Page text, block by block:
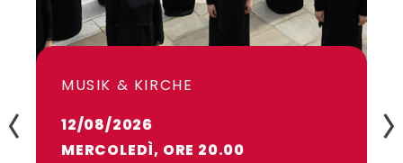
MUSIK & KIRCHE
12/08/2026
MERCOLEDÌ, ORE 20.00